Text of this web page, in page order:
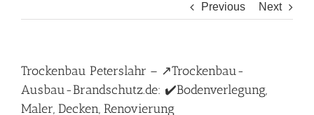
Previous Next
Trockenbau Peterslahr – ↗️Trockenbau-
Ausbau-Brandschutz.de: ✔️Bodenverlegung,
Maler, Decken, Renovierung